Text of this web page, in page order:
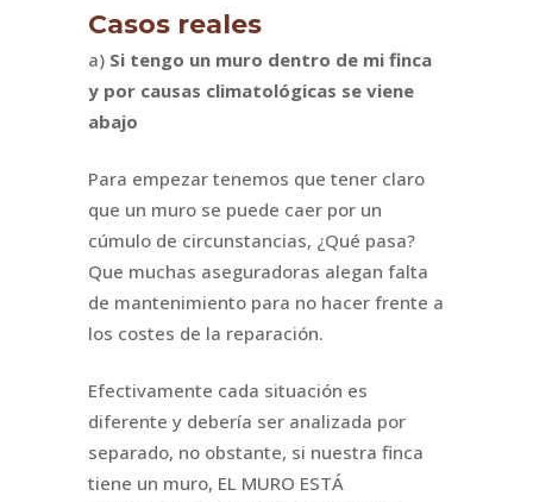
Casos reales
a) Si tengo un muro dentro de mi finca
y por causas climatológicas se viene
abajo
Para empezar tenemos que tener claro
que un muro se puede caer por un
cúmulo de circunstancias, ¿Qué pasa?
Que muchas aseguradoras alegan falta
de mantenimiento para no hacer frente a
los costes de la reparación.
Efectivamente cada situación es
diferente y debería ser analizada por
separado, no obstante, si nuestra finca
tiene un muro, EL MURO ESTÁ